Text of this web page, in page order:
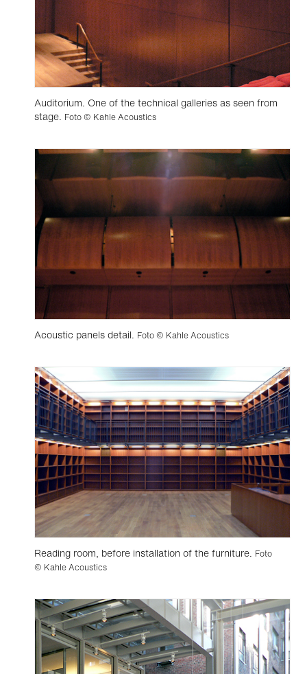
Auditorium. One of the technical galleries as seen from
stage. Foto © Kahle Acoustics
Acoustic panels detail. Foto © Kahle Acoustics
Reading room, before installation of the furniture. Foto
© Kahle Acoustics